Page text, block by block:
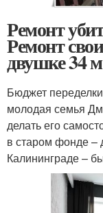
Ремонт
Ремонт
двушке 34
Бюджет
молодая семья
делать его
в старом фонде –
Калининграде –